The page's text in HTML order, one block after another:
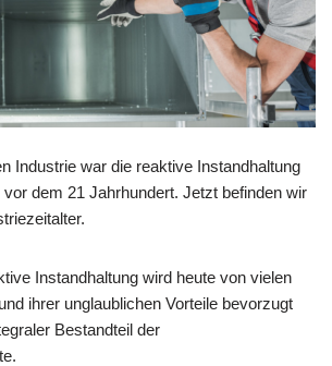
Industrie war die reaktive Instandhaltung
dem 21 Jahrhundert. Jetzt befinden wir
Instandhaltung wird heute von vielen
ihrer unglaublichen Vorteile bevorzugt
Bestandteil der